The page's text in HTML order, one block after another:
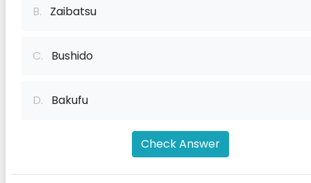
B. Zaibatsu
C. Bushido
D. Bakufu
Check Answer